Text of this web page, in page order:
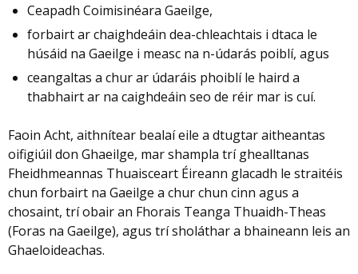
tab)
Ceapadh Coimisinéara Gaeilge,
forbairt ar chaighdeáin dea-chleachtais i dtaca le
húsáid na Gaeilge i measc na n-údarás poiblí, agus
ceangaltas a chur ar údaráis phoiblí le haird a
thabhairt ar na caighdeáin seo de réir mar is cuí.
Faoin Acht, aithnítear bealaí eile a dtugtar aitheantas
oifigiúil don Ghaeilge, mar shampla trí ghealltanas
Fheidhmeannas Thuaisceart Éireann glacadh le straitéis
chun forbairt na Gaeilge a chur chun cinn agus a
chosaint, trí obair an Fhorais Teanga Thuaidh-Theas
(Foras na Gaeilge), agus trí sholáthar a bhaineann leis an
Ghaeloideachas.